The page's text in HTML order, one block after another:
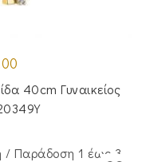
τιμή
είναι:
€1,185.00.
40cm Γυναικείος
Παράδoση 1 έως 3